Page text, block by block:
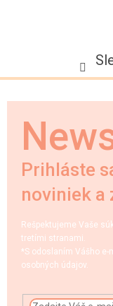
Prihláste
noviniek a
Rešpektujeme Vaše
tretími stranami.
*S odoslaním Vášho
osobných údajov.